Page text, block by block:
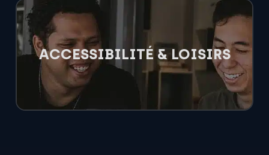
ACCESSIBILITÉ & LOISIRS